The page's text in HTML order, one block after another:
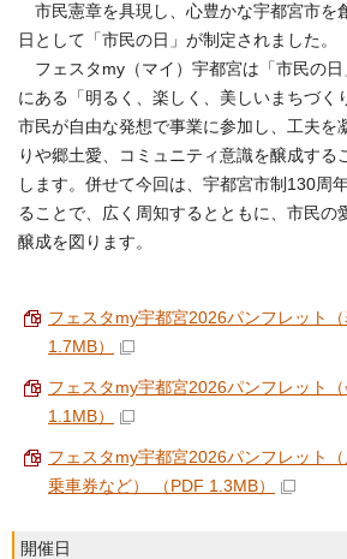
市民憲章を具現し、心豊かな宇都宮市を
日として「市民の日」が制定されました。
フェスタmy（マイ）宇都宮は「市民の
にある「明るく、楽しく、美しいまちづく
市民が自由な発想で事業に参加し、工夫を
りや郷土愛、コミュニティ意識を醸成する
します。併せて今回は、宇都宮市制130周
ることで、広く周知するとともに、市民の
醸成を図ります。
フェスタmy宇都宮2026パンフレット
1.7MB）
フェスタmy宇都宮2026パンフレット
1.1MB）
フェスタmy宇都宮2026パンフレット
乗車券など） （PDF 1.3MB）
開催日